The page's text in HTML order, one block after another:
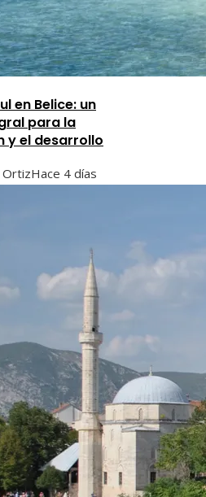
en Belice: un
para la
y el desarrollo
OrtizHace 4 días